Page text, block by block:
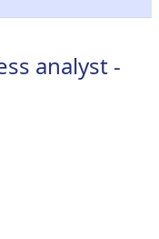
analyst -